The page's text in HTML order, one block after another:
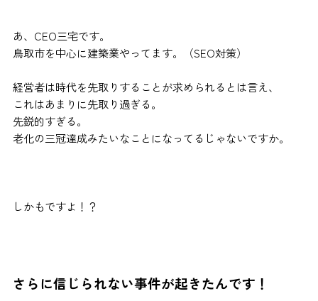
あ、CEO三宅です。
鳥取市を中心に建築業やってます。（SEO対策）
経営者は時代を先取りすることが求められるとは言え、
これはあまりに先取り過ぎる。
先鋭的すぎる。
老化の三冠達成みたいなことになってるじゃないですか。
しかもですよ！？
さらに信じられない事件が起きたんです！